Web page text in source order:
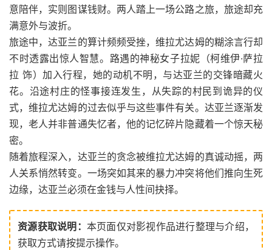
意陪伴，实则图谋钱财。两人踏上一场公路之旅，旅途却充
满意外与波折。
旅途中，达亚兰的算计频频受挫，维拉尤达姆的糊涂言行却
不时透露出惊人智慧。路遇的神秘女子拉妮（柯维伊·萨拉
拉 饰）加入行程，她的动机不明，与达亚兰的交锋暗藏火
花。沿途村庄的怪事接连发生，从失踪的村民到诡异的仪
式，维拉尤达姆的过去似乎与这些事件有关。达亚兰逐渐发
现，老人并非普通失忆者，他的记忆碎片隐藏着一个惊天秘
密。
随着旅程深入，达亚兰的贪念被维拉尤达姆的真诚动摇，两
人关系悄然转变。一场突如其来的暴力冲突将他们推向生死
边缘，达亚兰必须在金钱与人性间抉择。
资源获取说明： 本页面仅对影视作品进行整理与介绍，
获取方式请按提示操作。